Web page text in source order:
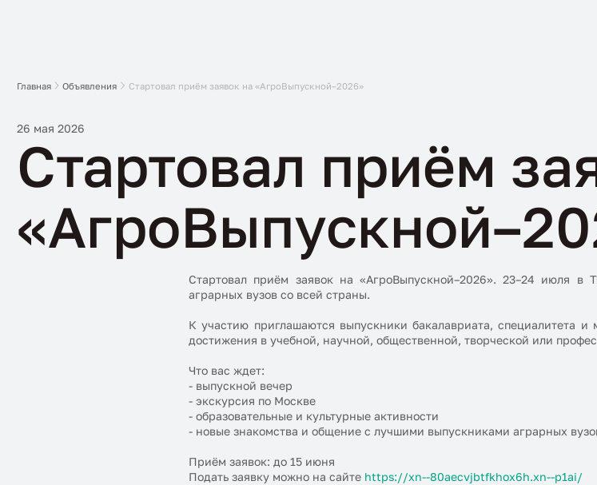
Главная Объявления Стартовал приём заявок на «АгроВыпускной–2026»
26 мая 2026
Стартовал приём
Стартовал приём заявок на «АгроВыпускной–2026». 23–24 июля в
аграрных вузов со всей страны.
К участию приглашаются выпускники бакалавриата, специалитета
достижения в учебной, научной, общественной, творческой или
Что вас ждет:
- выпускной вечер
- экскурсия по Москве
- образовательные и культурные активности
- новые знакомства и общение с лучшими выпускниками аграрных
Приём заявок: до 15 июня
Подать заявку можно на сайте https://xn--80aecvjbtfkhox6h.xn--p1ai/